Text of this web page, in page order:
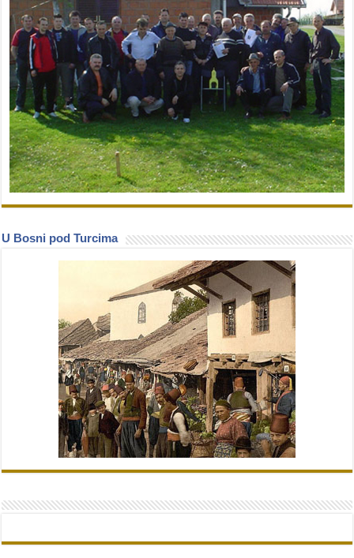
U Bosni pod Turcima